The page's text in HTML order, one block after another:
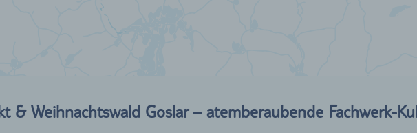
& Weihnachtswald Goslar – atemberaubende Fachwerk-